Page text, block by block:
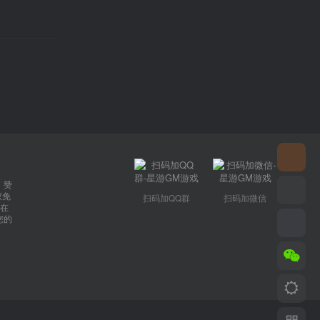
赞
的
扫码加QQ群 扫码加微信